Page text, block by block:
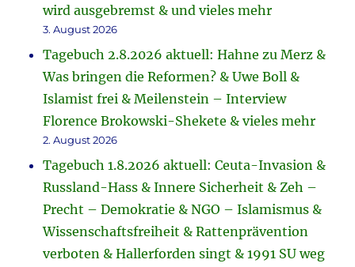
wird ausgebremst & und vieles mehr
3. August 2026
Tagebuch 2.8.2026 aktuell: Hahne zu Merz &
Was bringen die Reformen? & Uwe Boll &
Islamist frei & Meilenstein – Interview
Florence Brokowski-Shekete & vieles mehr
2. August 2026
Tagebuch 1.8.2026 aktuell: Ceuta-Invasion &
Russland-Hass & Innere Sicherheit & Zeh –
Precht – Demokratie & NGO – Islamismus &
Wissenschaftsfreiheit & Rattenprävention
verboten & Hallerforden singt & 1991 SU weg